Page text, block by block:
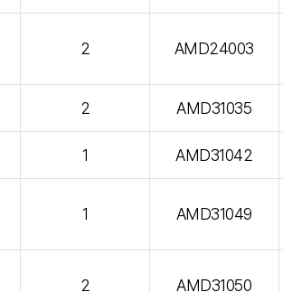
2 AMD24003
2 AMD31035
1 AMD31042
1 AMD31049
2 AMD31050